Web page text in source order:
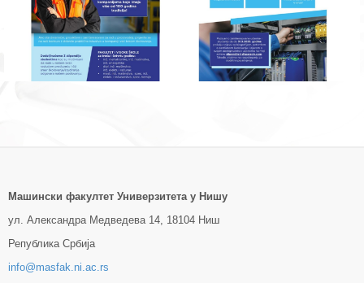
Машински факултет Универзитетa у Нишу
ул. Александра Медведева 14, 18104 Ниш
Република Србија
info@masfak.ni.ac.rs